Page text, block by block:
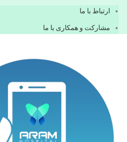
ارتباط با ما
مشاركت و همكاری با ما